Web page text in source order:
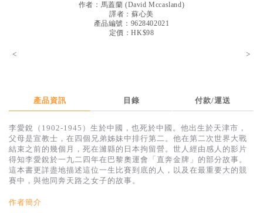
暢銷榜
中文二手書
英文二手書
精選英文書
作者： 馬蓋蘭 (David Mccasland)
譯者： 蘇心美
產品編號：9628402021
定價：HK$98
< >
產品資訊 目錄 付款/運送
李愛銳（1902-1945）生於中國，也死於中國。他出生於天津市，
父母是宣教士，在四個兄弟姊妹中排行第二。他在第二次世界大戰
結束之前的幾個月，死在濰縣的日本拘留營。世人經由感人的影片
得知李愛銳於一九二四年在巴黎奧運會「直奔金牌」的部分故事。
這本書更詳盡地描述這位一生比賽到底的人，以及在最重要大的競
賽中，與他同奔天路之女子的故事。
作者簡介